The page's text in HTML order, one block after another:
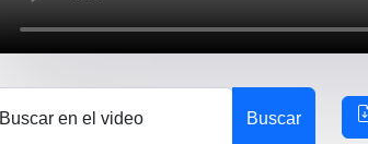
Buscar en el video Buscar